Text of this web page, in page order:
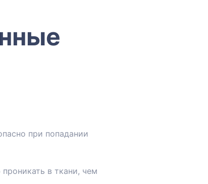
при попадании
в ткани, чем